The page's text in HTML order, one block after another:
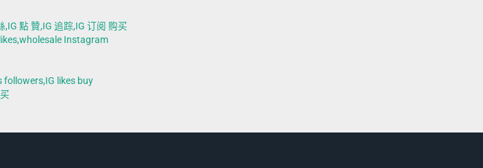
點 贊,IG 追踪,IG 订阅 购买
Instagram
likes buy